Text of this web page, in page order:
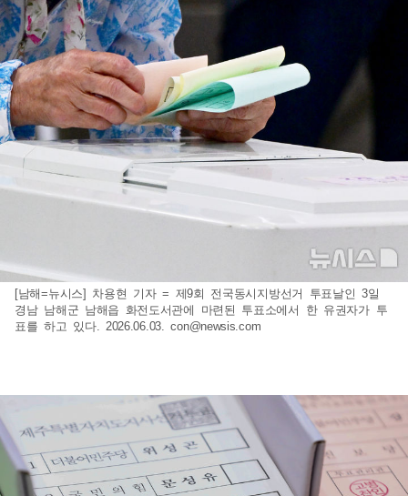
[남해=뉴시스] 차용현 기자 = 제9회 전국동시지방선거 투표날인 3일
경남 남해군 남해읍 화전도서관에 마련된 투표소에서 한 유권자가 투
표를 하고 있다. 2026.06.03.con@newsis.com